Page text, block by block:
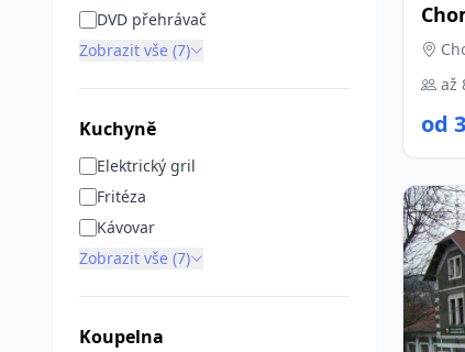
DVD přehrávač
Zobrazit vše (7)
Kuchyně
Elektrický gril
Fritéza
Kávovar
Zobrazit vše (7)
Koupelna
až
od